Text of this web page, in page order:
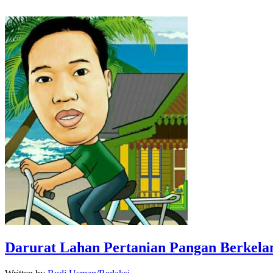
Darurat Lahan Pertanian Pangan